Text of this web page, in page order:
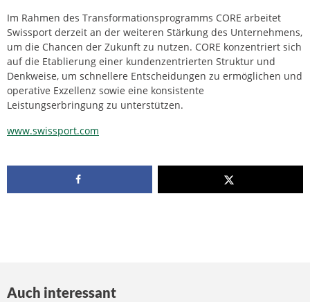
Im Rahmen des Transformationsprogramms CORE arbeitet
Swissport derzeit an der weiteren Stärkung des Unternehmens,
um die Chancen der Zukunft zu nutzen. CORE konzentriert sich
auf die Etablierung einer kundenzentrierten Struktur und
Denkweise, um schnellere Entscheidungen zu ermöglichen und
operative Exzellenz sowie eine konsistente
Leistungserbringung zu unterstützen.
www.swissport.com
Auch interessant